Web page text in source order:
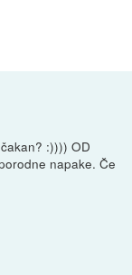
:)))) OD
napake. Če